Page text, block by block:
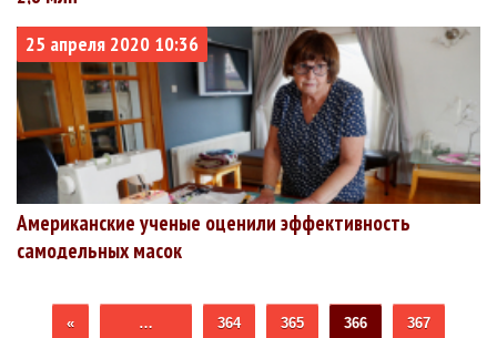
25 апреля 2020 10:36
Американские ученые оценили эффективность
самодельных масок
« … 364 365 366 367